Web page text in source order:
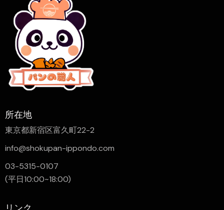
所在地
東京都新宿区富久町22-2
info@shokupan-ippondo.com
03-5315-0107
(平日10:00~18:00)